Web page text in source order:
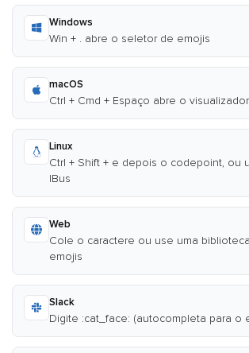
Windows
Win + . abre o seletor de emojis
macOS
Ctrl + Cmd + Espaço abre o
Linux
Ctrl + Shift + e depois o codepoint, ou
IBus
Web
Cole o caractere ou use uma
emojis
Slack
Digite :cat_face: (autocompleta para o